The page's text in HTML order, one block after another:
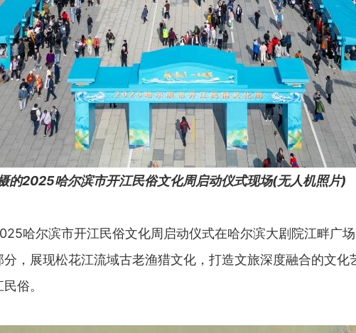
的2025哈尔滨市开江民俗文化周启动仪式现场(无人机照片)
哈尔滨市开江民俗文化周启动仪式在哈尔滨大剧院江畔广
，展现松花江流域古老渔猎文化，打造文旅深度融合的文
俗。